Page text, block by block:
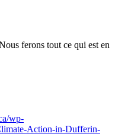
ferons tout ce qui est en
wp-
Action-in-Dufferin-